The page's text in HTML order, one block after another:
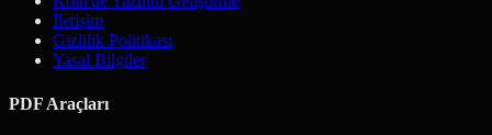
İletişim
Gizlilik Politikası
Yasal Bilgiler
PDF Araçları